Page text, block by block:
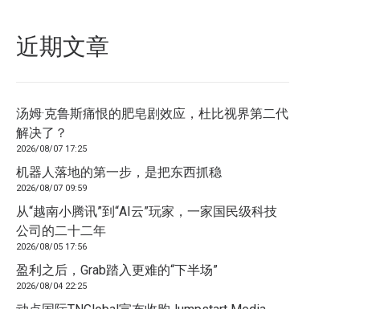
近期文章
汤姆·克鲁斯痛恨的肥皂剧效应，杜比视界第二代
解决了？
2026/08/07 17:25
机器人落地的第一步，是把东西抓稳
2026/08/07 09:59
从“越南小腾讯”到“AI云”玩家，一家国民级科技
公司的二十二年
2026/08/05 17:56
盈利之后，Grab踏入更难的“下半场”
2026/08/04 22:25